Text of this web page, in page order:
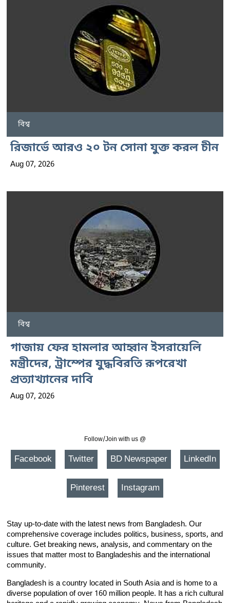
বিশ্ব
রিজার্ভে আরও ২০ টন সোনা যুক্ত করল চীন
Aug 07, 2026
বিশ্ব
গাজায় ফের হামলার আহ্বান ইসরায়েলি
মন্ত্রীদের, ট্রাম্পের যুদ্ধবিরতি রূপরেখা
প্রত্যাখ্যানের দাবি
Aug 07, 2026
Follow/Join with us @
Facebook Twitter BD Newspaper LinkedIn
Pinterest Instagram
Stay up-to-date with the latest news from Bangladesh. Our
comprehensive coverage includes politics, business, sports, and
culture. Get breaking news, analysis, and commentary on the
issues that matter most to Bangladeshis and the international
community.
Bangladesh is a country located in South Asia and is home to a
diverse population of over 160 million people. It has a rich cultural